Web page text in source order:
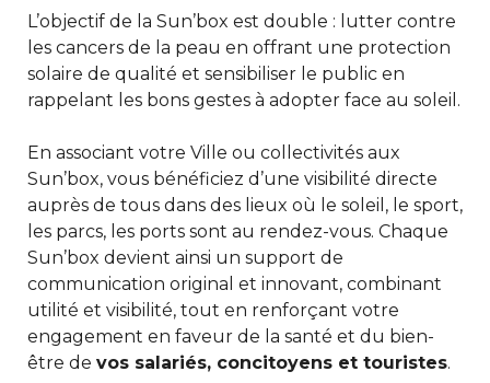
L’objectif de la Sun’box est double : lutter contre
les cancers de la peau en offrant une protection
solaire de qualité et sensibiliser le public en
rappelant les bons gestes à adopter face au soleil.
En associant votre Ville ou collectivités aux
Sun’box, vous bénéficiez d’une visibilité directe
auprès de tous dans des lieux où le soleil, le sport,
les parcs, les ports sont au rendez-vous. Chaque
Sun’box devient ainsi un support de
communication original et innovant, combinant
utilité et visibilité, tout en renforçant votre
engagement en faveur de la santé et du bien-
être de vos salariés, concitoyens et touristes.